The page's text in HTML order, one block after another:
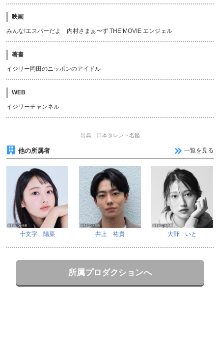
映画
みんな!エスパーだよ 内村さまぁ〜ず THE MOVIE エンジェル
著書
イジリー岡田のニッポンのアイドル
WEB
イジリーチャンネル
出典：日本タレント名鑑
他の所属者 一覧を見る
十文字 陽菜 井上 祐貴 大野 いと
所属プロダクションへ